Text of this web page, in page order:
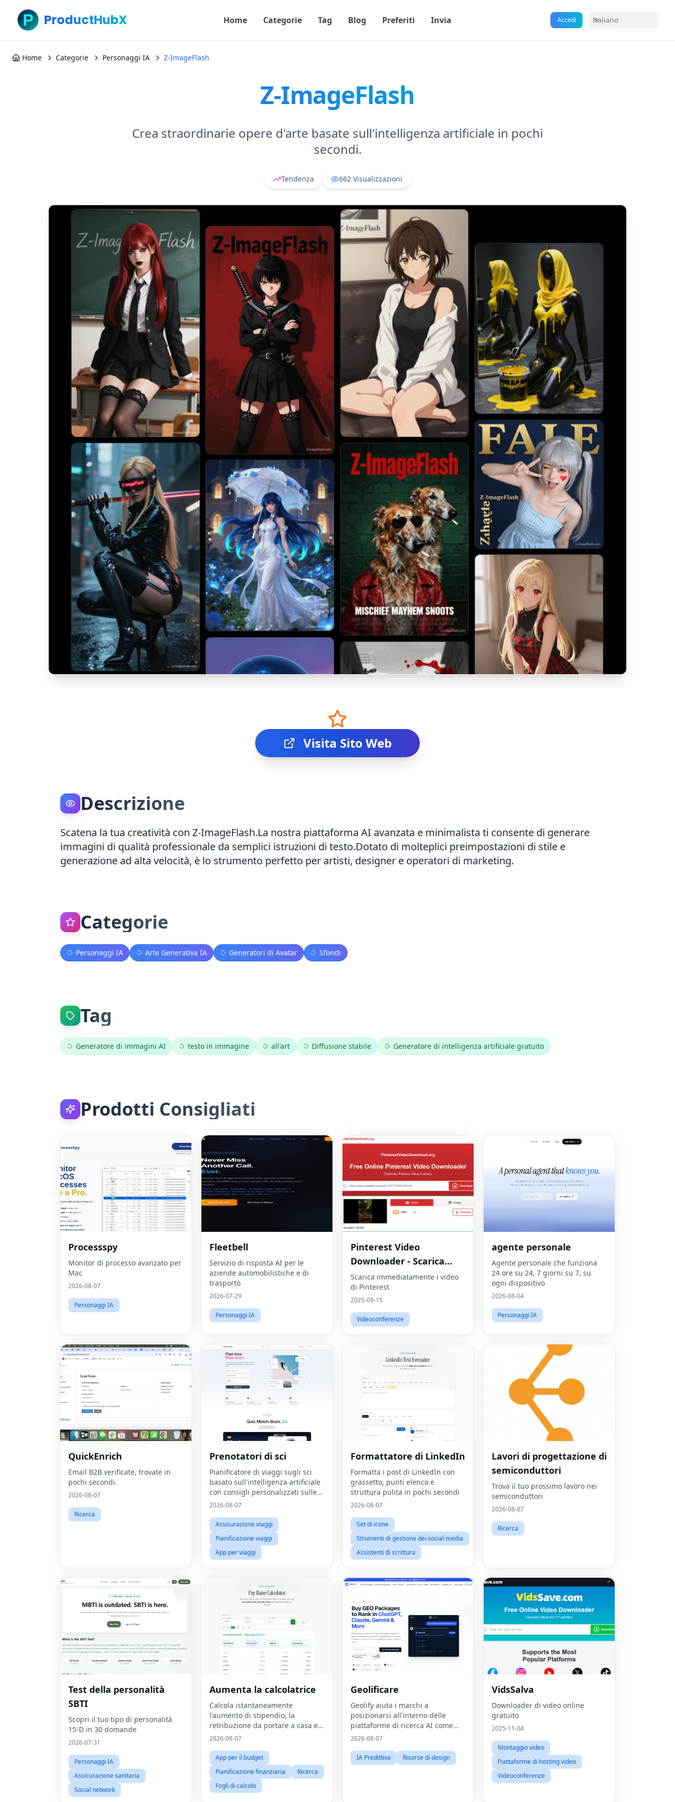
ProductHubX Home Categorie Tag Blog Preferiti Invia Accedi Italiano
Home Categorie Personaggi IA Z-ImageFlash
Z-ImageFlash
Crea straordinarie opere d'arte basate sull'intelligenza artificiale in pochi
secondi.
Tendenza 662 Visualizzazioni
Visita Sito Web
Descrizione
Scatena la tua creatività con Z-ImageFlash.La nostra piattaforma AI avanzata e minimalista ti consente di generare
immagini di qualità professionale da semplici istruzioni di testo.Dotato di molteplici preimpostazioni di stile e
generazione ad alta velocità, è lo strumento perfetto per artisti, designer e operatori di marketing.
Categorie
Personaggi IA Arte Generativa IA Generatori di Avatar Sfondi
Tag
Generatore di immagini AI testo in immagine all'art Diffusione stabile Generatore di intelligenza artificiale gratuito
Prodotti Consigliati
Processspy
Monitor di processo avanzato per
Mac
2026-08-07
Personaggi IA
Fleetbell
Servizio di risposta AI per le
aziende automobilistiche e di
trasporto
2026-07-29
Personaggi IA
Pinterest Video
Downloader - Scarica
video HD online
Scarica immediatamente i video
di Pinterest
2025-09-15
Videoconferenze
agente personale
Agente personale che funziona
24 ore su 24, 7 giorni su 7, su
ogni dispositivo
2026-08-04
Personaggi IA
QuickEnrich
Email B2B verificate, trovate in
pochi secondi.
2026-08-07
Ricerca
Prenotatori di sci
Pianificatore di viaggi sugli sci
basato sull'intelligenza artificiale
con consigli personalizzati sulle
località e generatore di pacchetti
2026-08-07
Assicurazione viaggi
Pianificazione viaggi
App per viaggi
Formattatore di LinkedIn
Formatta i post di LinkedIn con
grassetto, punti elenco e
struttura pulita in pochi secondi
2026-08-07
Set di icone
Strumenti di gestione dei social media
Assistenti di scrittura
Lavori di progettazione di
semiconduttori
Trova il tuo prossimo lavoro nei
semiconduttori
2026-08-07
Ricerca
Test della personalità
SBTI
Scopri il tuo tipo di personalità
15-D in 30 domande
2026-07-31
Personaggi IA
Assicurazione sanitaria
Social network
Aumenta la calcolatrice
Calcola istantaneamente
l'aumento di stipendio, la
retribuzione da portare a casa e
la crescita del reddito reale
2026-08-07
App per il budget
Pianificazione finanziaria
Ricerca
Fogli di calcolo
Geolificare
Geolify aiuta i marchi a
posizionarsi all'interno delle
piattaforme di ricerca AI come
ChatGPT, Gemini, Claude e
Generative Engine Optimization
(GEO).
2026-08-07
IA Predittiva Risorse di design
VidsSalva
Downloader di video online
gratuito
2025-11-04
Montaggio video
Piattaforme di hosting video
Videoconferenze